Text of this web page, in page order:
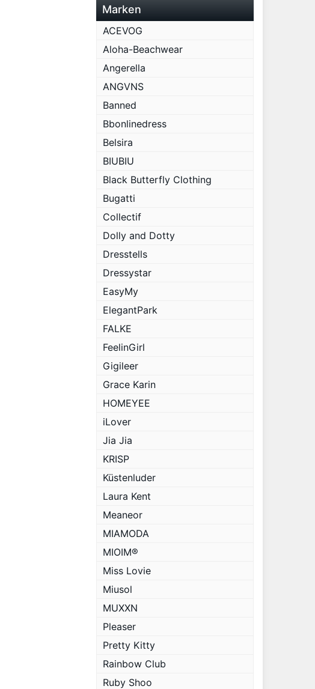
Marken
ACEVOG
Aloha-Beachwear
Angerella
ANGVNS
Banned
Bbonlinedress
Belsira
BIUBIU
Black Butterfly Clothing
Bugatti
Collectif
Dolly and Dotty
Dresstells
Dressystar
EasyMy
ElegantPark
FALKE
FeelinGirl
Gigileer
Grace Karin
HOMEYEE
iLover
Jia Jia
KRISP
Küstenluder
Laura Kent
Meaneor
MIAMODA
MIOIM®
Miss Lovie
Miusol
MUXXN
Pleaser
Pretty Kitty
Rainbow Club
Ruby Shoo